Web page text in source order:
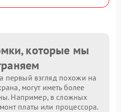
которые мы
первый взгляд похожи на
могут иметь более
Например, в сложных
платы или процессора.